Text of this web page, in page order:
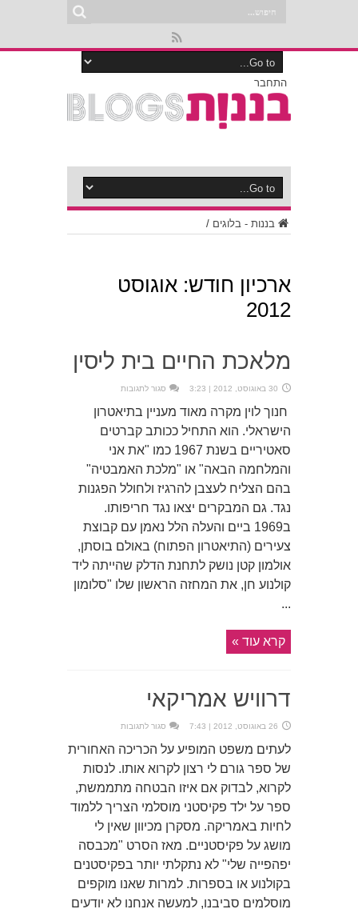
התחבר
בננות - בלוגים /
ארכיון חודש: אוגוסט
2012
מלאכת החיים בית ליסין
30 באוגוסט, 2012 | 3:23 סגור לתגובות
בית
חנוך לוין מקרה מאוד מעניין בתיאטרון
הישראלי. הוא התחיל ככותב קברטים
סאטיריים בשנת 1967 כמו "את אני
והמלחמה הבאה" או "מלכת האמבטיה"
בהם הצליח לעצבן להרגיז ולחולל הפגנות
נגד. גם המבקרים יצאו נגד חריפותו.
ב1969 ביים והעלה הלל נאמן עם קבוצת
צעירים (התיאטרון הפתוח) באולם בוסתן,
אולמון קטן נושק לתחנת הדלק שהייתה ליד
קולנוע חן, את המחזה הראשון שלו "סלומון
...
קרא עוד »
דרוויש אמריקאי
26 באוגוסט, 2012 | 7:43 סגור לתגובות
לעתים משפט המופיע על הכריכה האחורית
של ספר גורם לי רצון לקרוא אותו. לנסות
לקרוא, לבדוק אם איזו הבטחה מתממשת,
ספר על ילד פקיסטני מוסלמי הצריך ללמוד
לחיות באמריקה. מסקרן מכיוון שאין לי
מושג על פקיסטניים. מאז הסרט "מכבסה
יפהפייה שלי" לא נתקלתי יותר בפקיסטנים
בקולנוע או בספרות. למרות שאנו מוקפים
מוסלמים סביבנו, למעשה אנחנו לא יודעים